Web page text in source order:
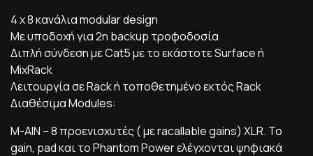
4 x 8 κανάλια modular design
Με υποδοχή για 2η backup τροφοδοσία
Διπλή σύνδεση με Cat5 με το εκάστοτε Surface ή
MixRack
Λειτουργία σε Rack ή τοποθετημένο εκτός Rack
Διαθέσιμα Modules:
Μ-ΑΙΝ – 8 προενισχυτές ( με racallable gains) XLR. Το
gain, pad και το Phantom Power ελέγχονται ψηφιακά